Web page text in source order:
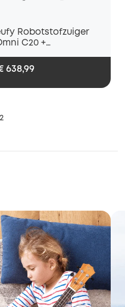
Robotstofzuiger
C20 +
638,99
2